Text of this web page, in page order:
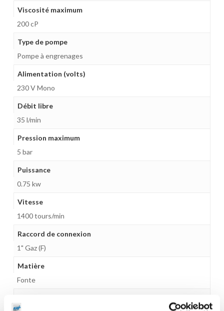
Viscosité maximum
200 cP
Type de pompe
Pompe à engrenages
Alimentation (volts)
230 V Mono
Débit libre
35 l/min
Pression maximum
5 bar
Puissance
0.75 kw
Vitesse
1400 tours/min
Raccord de connexion
1" Gaz (F)
Matière
Fonte